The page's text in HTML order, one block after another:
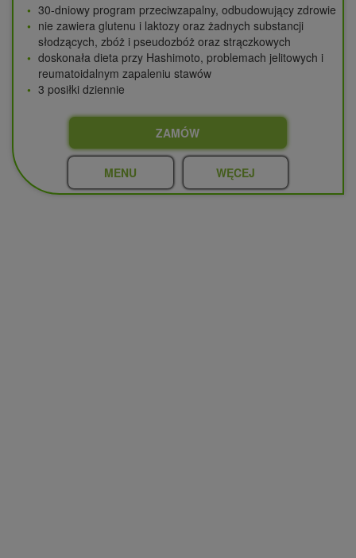
30-dniowy program przeciwzapalny, odbudowujący zdrowie
nie zawiera glutenu i laktozy oraz żadnych substancji
słodzących, zbóż i pseudozbóż oraz strączkowych
doskonała dieta przy Hashimoto, problemach jelitowych i
reumatoidalnym zapaleniu stawów
3 posiłki dziennie
ZAMÓW
MENU WĘCEJ